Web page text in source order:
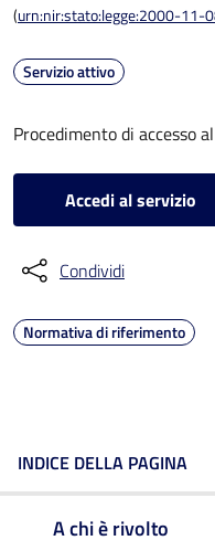
(urn:nir:stato:legge:2000-11-
Servizio attivo
Procedimento di accesso
Accedi al servizio
Condividi
Normativa di riferimento
INDICE DELLA PAGINA
A chi è rivolto